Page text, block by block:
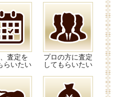
査定を
らいたい
プロの方に査定
してもらいたい